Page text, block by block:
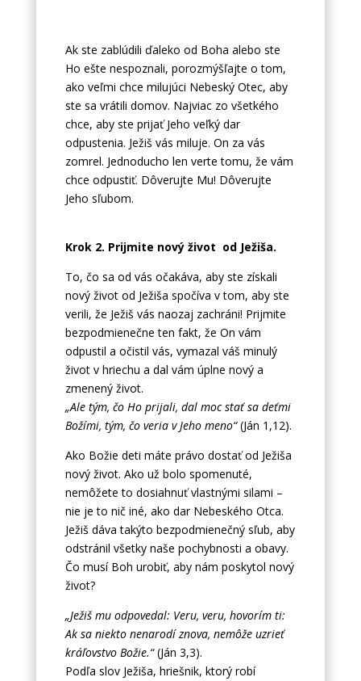
Ak ste zablúdili ďaleko od Boha alebo ste
Ho ešte nespoznali, porozmýšľajte o tom,
ako veľmi chce milujúci Nebeský Otec, aby
ste sa vrátili domov. Najviac zo všetkého
chce, aby ste prijať Jeho veľký dar
odpustenia. Ježiš vás miluje. On za vás
zomrel. Jednoducho len verte tomu, že vám
chce odpustiť. Dôverujte Mu! Dôverujte
Jeho sľubom.
Krok 2. Prijmite nový život od Ježiša.
To, čo sa od vás očakáva, aby ste získali
nový život od Ježiša spočíva v tom, aby ste
verili, že Ježiš vás naozaj zachráni! Prijmite
bezpodmienečne ten fakt, že On vám
odpustil a očistil vás, vymazal váš minulý
život v hriechu a dal vám úplne nový a
zmenený život.
„Ale tým, čo Ho prijali, dal moc stať sa deťmi
Božími, tým, čo veria v Jeho meno“(Ján 1,12).
Ako Božie deti máte právo dostať od Ježiša
nový život. Ako už bolo spomenuté,
nemôžete to dosiahnuť vlastnými silami –
nie je to nič iné, ako dar Nebeského Otca.
Ježiš dáva takýto bezpodmienečný sľub, aby
odstránil všetky naše pochybnosti a obavy.
Čo musí Boh urobiť, aby nám poskytol nový
život?
„Ježiš mu odpovedal: Veru, veru, hovorím ti:
Ak sa niekto nenarodí znova, nemôže uzrieť
kráľovstvo Božie.“(Ján 3,3).
Podľa slov Ježiša, hriešnik, ktorý robí